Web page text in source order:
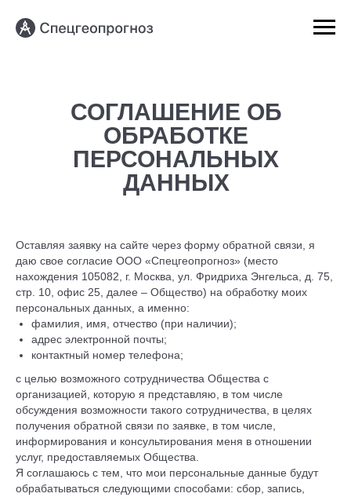
СОГЛАШЕНИЕ ОБ
ОБРАБОТКЕ
ПЕРСОНАЛЬНЫХ
ДАННЫХ
Оставляя заявку на сайте через форму обратной связи, я
даю свое согласие ООО «Спецгеопрогноз» (место
нахождения 105082, г. Москва, ул. Фридриха Энгельса, д. 75,
стр. 10, офис 25, далее – Общество) на обработку моих
персональных данных, а именно:
фамилия, имя, отчество (при наличии);
адрес электронной почты;
контактный номер телефона;
с целью возможного сотрудничества Общества с
организацией, которую я представляю, в том числе
обсуждения возможности такого сотрудничества, в целях
получения обратной связи по заявке, в том числе,
информирования и консультирования меня в отношении
услуг, предоставляемых Общества.
Я соглашаюсь с тем, что мои персональные данные будут
обрабатываться следующими способами: сбор, запись,